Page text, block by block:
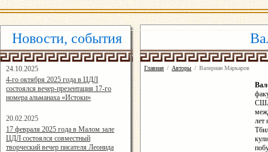
Новости, события
24.10.2025
16:19:07
4-го октября 2025 года в ЦДЛ
состоялся вечер-презентация 17-го
номера альманаха «Истоки»
20.02.2025
14:24:00
17 февраля 2025 года в Малом зале
ЦДЛ состоялся совместный
творческий вечер писателя Леонида
Главная / Авторы / Валериан Маркаров
США
лет